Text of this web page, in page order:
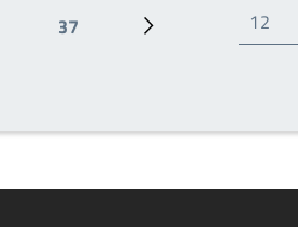
Ultima pagina
37
Prossima pagina